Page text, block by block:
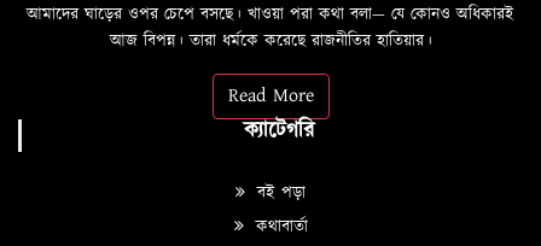
আমাদের ঘাড়ের ওপর চেপে বসছে। খাওয়া পরা কথা বলা—­­ যে কোনও অধিকারই
আজ বিপন্ন। তারা ধর্মকে করেছে রাজনীতির হাতিয়ার।
Read More
ক্যাটেগরি
বই পড়া
কথাবার্তা